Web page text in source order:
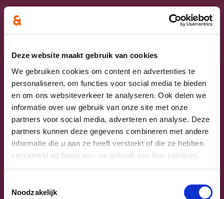
Deze website maakt gebruik van cookies
We gebruiken cookies om content en advertenties te
personaliseren, om functies voor social media te bieden
en om ons websiteverkeer te analyseren. Ook delen we
informatie over uw gebruik van onze site met onze
partners voor social media, adverteren en analyse. Deze
partners kunnen deze gegevens combineren met andere
informatie die u aan ze heeft verstrekt of die ze hebben
verzameld op basis van uw gebruik van hun services.
Noodzakelijk
Uw lijsttrekkers
Previous